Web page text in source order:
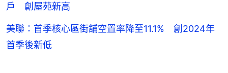
戶 創屋苑新高
美聯：首季核心區街舖空置率降至11.1% 創2024年
首季後新低